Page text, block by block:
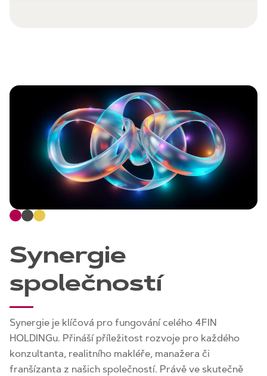
Synergie
společností
Synergie je klíčová pro fungování celého 4FIN
HOLDINGu. Přináší příležitost rozvoje pro každého
konzultanta, realitního makléře, manažera či
franšízanta z našich společností. Právě ve skutečně